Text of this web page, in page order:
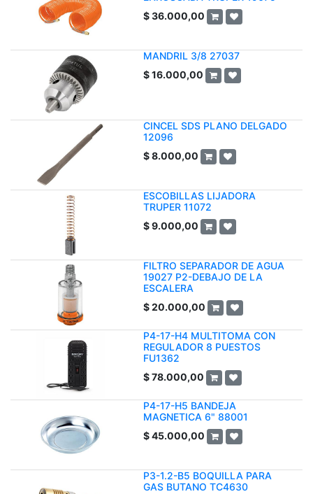
$36.000,00
MANDRIL 3/8 27037
$16.000,00
CINCEL SDS PLANO DELGADO
12096
$8.000,00
ESCOBILLAS LIJADORA
TRUPER 11072
$9.000,00
FILTRO SEPARADOR DE AGUA
19027 P2-DEBAJO DE LA
ESCALERA
$20.000,00
P4-17-H4 MULTITOMA CON
REGULADOR 8 PUESTOS
FU1362
$78.000,00
P4-17-H5 BANDEJA
MAGNETICA 6" 88001
$45.000,00
P3-1.2-B5 BOQUILLA PARA
GAS BUTANO TC4630